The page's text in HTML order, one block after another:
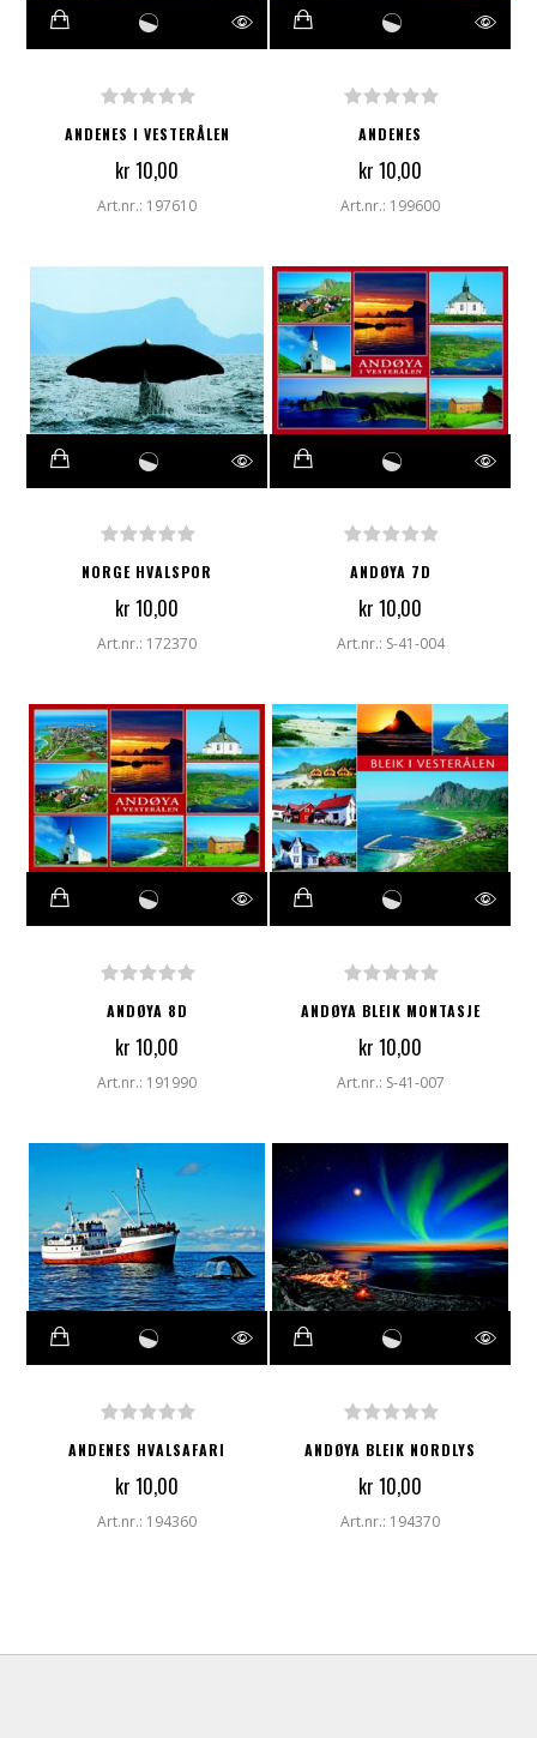
ANDENES I VESTERÅLEN
kr 10,00
Art.nr.: 197610
ANDENES
kr 10,00
Art.nr.: 199600
NORGE HVALSPOR
kr 10,00
Art.nr.: 172370
ANDØYA 7D
kr 10,00
Art.nr.: S-41-004
ANDØYA 8D
kr 10,00
Art.nr.: 191990
ANDØYA BLEIK MONTASJE
kr 10,00
Art.nr.: S-41-007
ANDENES HVALSAFARI
kr 10,00
Art.nr.: 194360
ANDØYA BLEIK NORDLYS
kr 10,00
Art.nr.: 194370